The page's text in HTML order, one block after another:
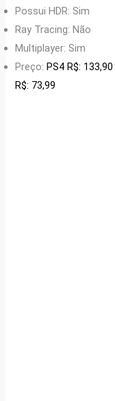
Possui HDR: Sim
Ray Tracing: Não
Multiplayer: Sim
Preço: PS4 R$: 133,90
R$: 73,99